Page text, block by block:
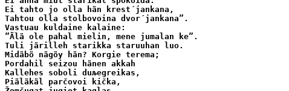
Ei tahto jo olla hän krest´jankana,
Tahtou olla stolbovoina dvor´jankana”.
Vastuau kuldaine kalaine:
”Älä ole pahal mielin, mene jumalan ke”.
Tuli järilleh starikka staruuhan luo.
Midäbö nägöy hän? Korgie terema;
Pordahil seizou hänen akkah
Kallehes soboli duљegreikas,
Piäläkäl parčovoi kička,